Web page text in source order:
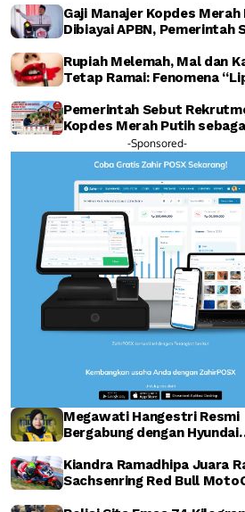
Gaji Manajer Kopdes Merah
Dibiayai APBN, Pemerintah
Rupiah Melemah, Mal dan
Tetap Ramai: Fenomena
Pemerintah Sebut
Kopdes Merah Putih
Investasi SDM Raksasa
-Sponsored-
Megawati Hangestri Resmi
Bergabung dengan Hyundai
Sambut Penuh Harapan
Kiandra Ramadhipa Juara
Sachsenring Red Bull